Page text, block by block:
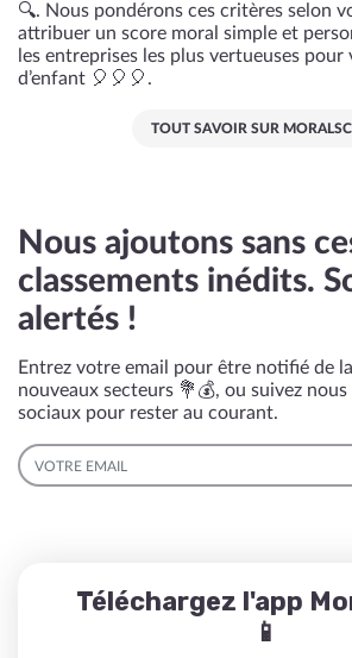
🔍. Nous pondérons ces critères selon
attribuer un score moral simple et
les entreprises les plus vertueuses
d’enfant 🎈🎈🎈.
TOUT SAVOIR SUR
Nous ajoutons sans
classements inédits.
alertés !
Entrez votre email pour être notifié de
nouveaux secteurs 💐💰, ou suivez nous
sociaux pour rester au courant.
EMAIL
Téléchargez l'app
📱